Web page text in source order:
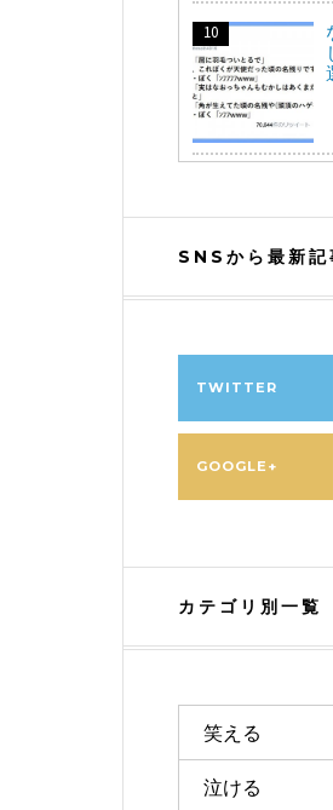
SNSから最新記
TWITTER
GOOGLE+
カテゴリ別一覧
笑える
泣ける